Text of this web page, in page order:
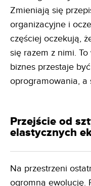
Zmieniają się
organizacyjne i
częściej oczekują,
się razem z nimi.
biznes przestaje
oprogramowania, a
Przejście od
elastycznych
Na przestrzeni
ogromną ewolucję.